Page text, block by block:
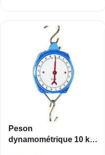
Peson
dynamométrique 10 kg